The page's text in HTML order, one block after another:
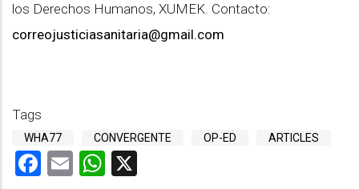
los Derechos Humanos, XUMEK. Contacto:
correojusticiasanitaria@gmail.com
Tags
WHA77 CONVERGENTE OP-ED ARTICLES
Facebook
EmailWhatsApp